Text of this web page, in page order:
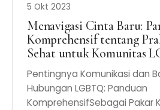
5 Okt 2023
Menavigasi Cinta Baru:
Komprehensif tentang
Sehat untuk Komunitas
Pentingnya Komunikasi dan
Hubungan LGBTQ: Panduan
KomprehensifSebagai Pakar